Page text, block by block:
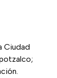
Ciudad